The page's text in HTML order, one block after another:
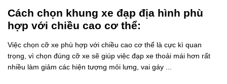
Cách chọn khung xe đạp địa hình phù
hợp với chiều cao cơ thể:
Việc chọn cỡ xe phù hợp với chiều cao cơ thể là cực kì quan
trọng, vì chọn đúng cỡ xe sẽ giúp việc đạp xe thoải mái hơn rất
nhiều làm giảm các hiện tượng mỏi lưng, vai gáy ...